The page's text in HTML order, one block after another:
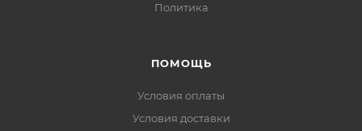
Политика
ПОМОЩЬ
Условия оплаты
Условия доставки